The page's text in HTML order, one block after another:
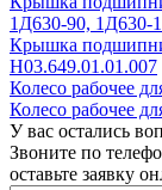
1Д630-90, 1Д630-
Крышка
Н03.649.01.01.007
Колесо рабочее
Колесо рабочее
У вас остались
Звоните по
оставьте заявку